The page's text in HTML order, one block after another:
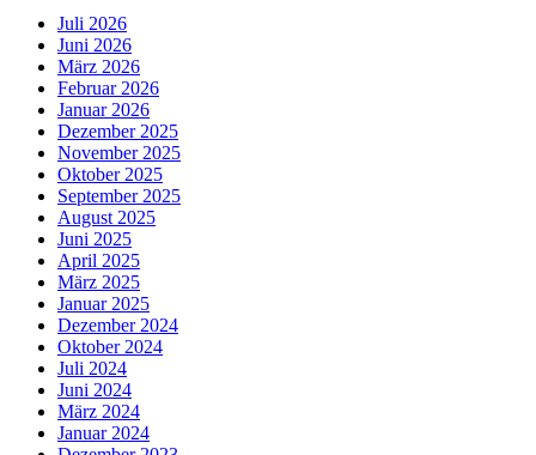
Juli 2026
Juni 2026
März 2026
Februar 2026
Januar 2026
Dezember 2025
November 2025
Oktober 2025
September 2025
August 2025
Juni 2025
April 2025
März 2025
Januar 2025
Dezember 2024
Oktober 2024
Juli 2024
Juni 2024
März 2024
Januar 2024